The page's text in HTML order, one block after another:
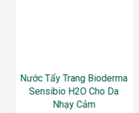
Nước Tẩy Trang Bioderma
Sensibio H2O Cho Da
Nhạy Cảm